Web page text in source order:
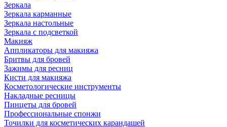
Зеркала
Зеркала карманные
Зеркала настольные
Зеркала с подсветкой
Макияж
Аппликаторы для макияжа
Бритвы для бровей
Зажимы для ресниц
Кисти для макияжа
Косметологические инструменты
Накладные ресницы
Пинцеты для бровей
Профессиональные спонжи
Точилки для косметических карандашей